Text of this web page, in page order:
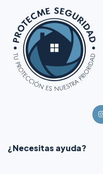
¿Necesitas ayuda?